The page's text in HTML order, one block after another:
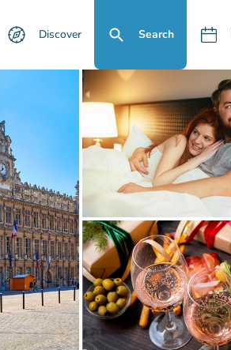
Discover Search